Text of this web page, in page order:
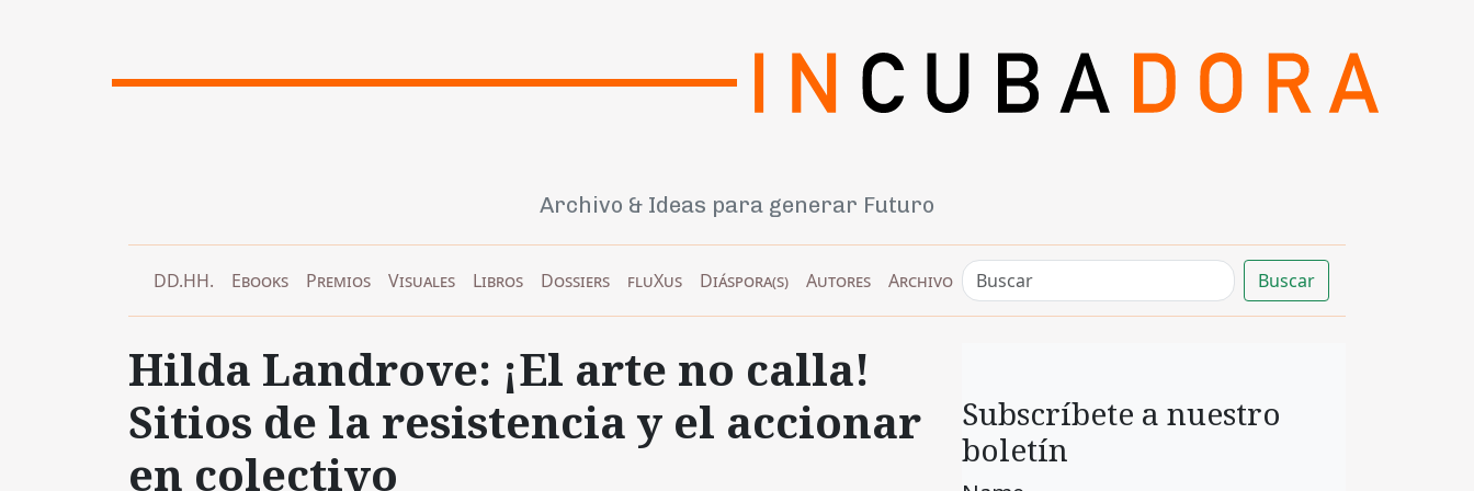
Archivo & Ideas para generar Futuro
DD.HH. Ebooks Premios Visuales Libros Dossiers fluXus Diáspora(s) Autores Archivo Buscar
Hilda Landrove: ¡El arte no calla!
Sitios de la resistencia y el accionar
en colectivo
Subscríbete a nuestro
boletín